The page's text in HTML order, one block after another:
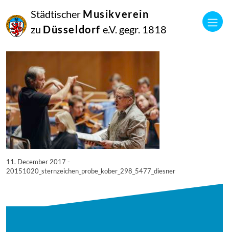
Städtischer Musikverein
zu Düsseldorf e.V. gegr. 1818
Dezember
2017
Netkotec
11. December 2017 -
20151020_sternzeichen_probe_kober_298_5477_diesner